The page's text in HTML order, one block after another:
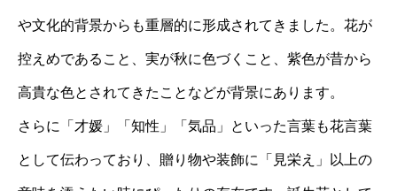
や文化的背景からも重層的に形成されてきました。花が
控えめであること、実が秋に色づくこと、紫色が昔から
高貴な色とされてきたことなどが背景にあります。
さらに「才媛」「知性」「気品」といった言葉も花言葉
として伝わっており、贈り物や装飾に「見栄え」以上の